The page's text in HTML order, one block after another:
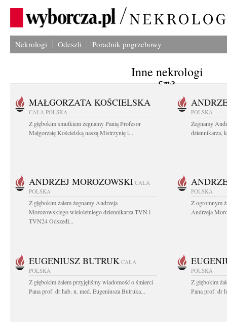
Nekrologi Odeszli Poradnik pogrzebowy
Inne nekrologi
MAŁGORZATA KOŚCIELSKA
CAŁA POLSKA
Z głębokim smutkiem żegnamy Panią Profesor
Małgorzatę Kościelską naszą Mistrzynię i...
POLSKA
Żegnamy
dziennikarza,
ANDRZEJ MOROZOWSKI CAŁA
POLSKA
Z głębokim żalem żegnamy Andrzeja
Morozowskiego wieloletniego dziennikarza TVN i
TVN24 Odszedł...
POLSKA
Z ogromnym
Andrzeja
EUGENIUSZ BUTRUK CAŁA
POLSKA
Z głębokim żalem przyjęliśmy wiadomość o śmierci
Pana prof. dr hab. n. med. Eugeniusza Butruka...
POLSKA
Z głębokim
Pana prof. dr